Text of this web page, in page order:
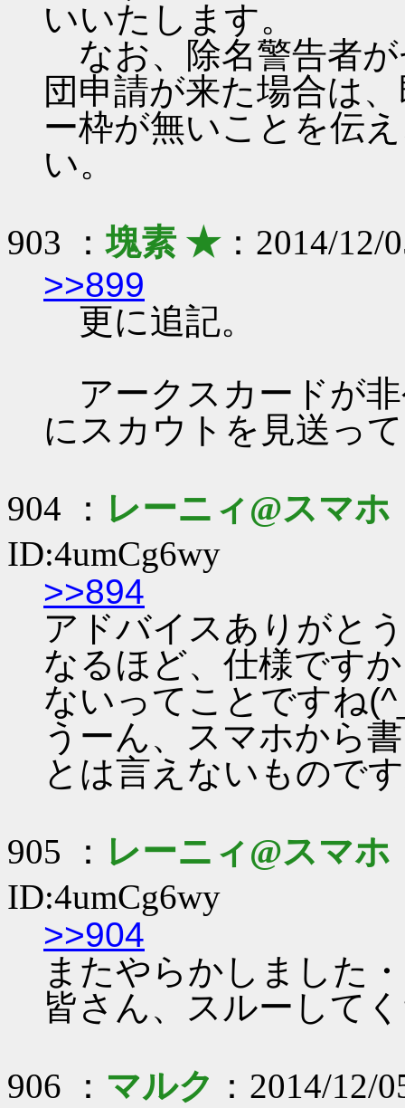
いいたします。
なお、除名警告者
団申請が来た場合は
ー枠が無いことを伝
い。
903 ：塊素 ★：2014/12/
>>899
更に追記。
アークスカードが
にスカウトを見送っ
904 ： レーニィ@スマホ
ID:4umCg6wy
>>894
アドバイスありがと
なるほど、仕様です
ないってことですね
うーん、スマホから
とは言えないもので
905 ： レーニィ@スマホ
ID:4umCg6wy
>>904
またやらかしました
皆さん、スルーして
906 ： マルク ：2014/12/